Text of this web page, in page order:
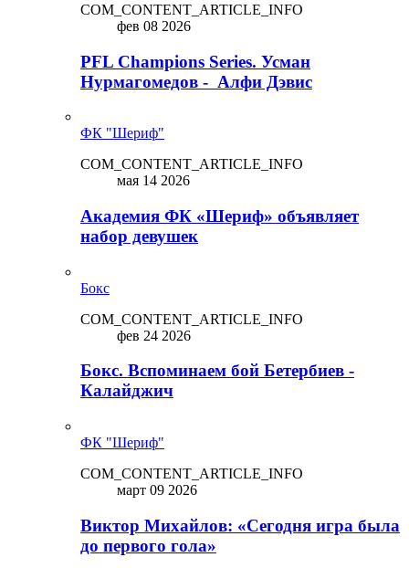
COM_CONTENT_ARTICLE_INFO
фев 08 2026
PFL Champions Series. Усман
Нурмагомедов - Алфи Дэвис
ФК "Шериф"
COM_CONTENT_ARTICLE_INFO
мая 14 2026
Академия ФК «Шериф» объявляет
набор девушек
Бокс
COM_CONTENT_ARTICLE_INFO
фев 24 2026
Бокс. Вспоминаем бой Бетербиев -
Калайджич
ФК "Шериф"
COM_CONTENT_ARTICLE_INFO
март 09 2026
Виктор Михайлов: «Сегодня игра была
до первого гола»